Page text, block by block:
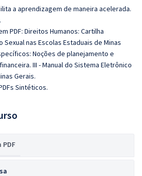
a aprendizagem de maneira acelerada.
PDF: Direitos Humanos: Cartilha
nas Escolas Estaduais de Minas
Noções de planejamento e
III - Manual do Sistema Eletrônico
Gerais.
Sintéticos.
PDF